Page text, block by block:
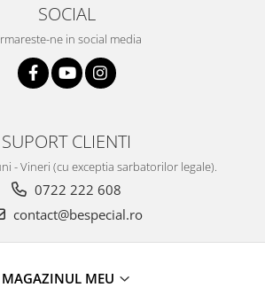
SOCIAL
ne in social media
SUPORT CLIENTI
- Vineri (cu exceptia sarbatorilor legale).
0722 222 608
contact@bespecial.ro
MAGAZINUL MEU